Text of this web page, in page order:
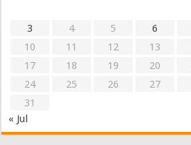
3
4 5 6
10
11 12 13
17
18 19 20
24
25 26 27
31
« Jul